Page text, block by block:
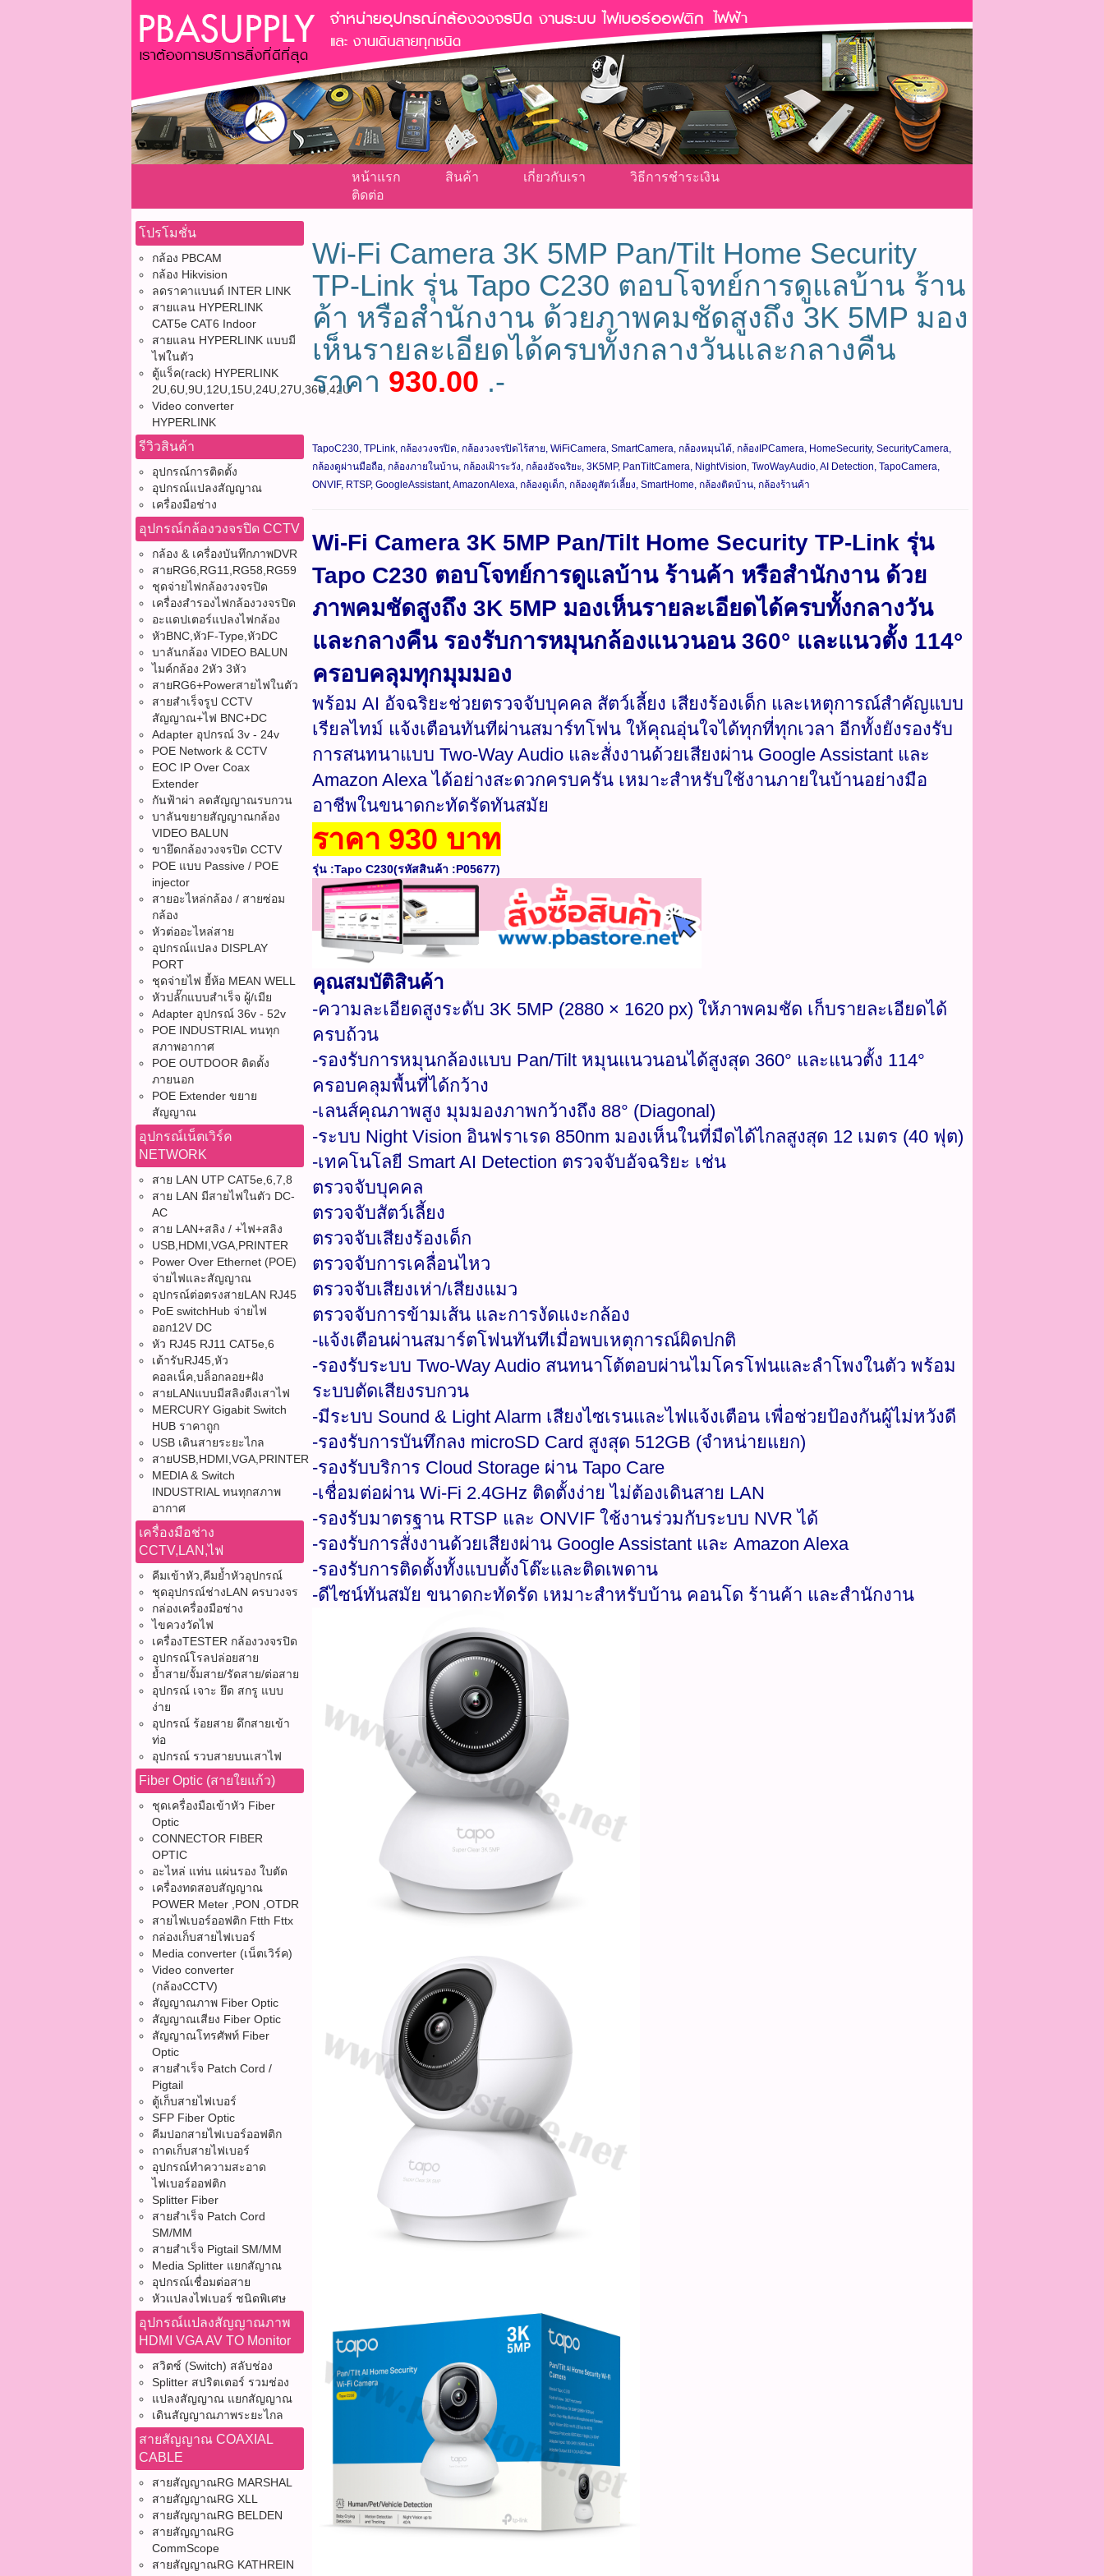
หน้าแรก สินค้า เกี่ยวกับเรา
วิธีการชำระเงิน
ติดต่อ
โปรโมชั่น
กล้อง PBCAM
กล้อง Hikvision
ลดราคาแบนด์ INTER LINK
สายแลน HYPERLINK
CAT5e CAT6 Indoor
สายแลน HYPERLINK แบบมี
ไฟในตัว
ตู้แร็ค(rack) HYPERLINK
2U,6U,9U,12U,15U,24U,27U,36U,42U
Video converter
HYPERLINK
รีวิวสินค้า
อุปกรณ์การติดตั้ง
อุปกรณ์แปลงสัญญาณ
เครื่องมือช่าง
อุปกรณ์กล้องวงจรปิด CCTV
กล้อง & เครื่องบันทึกภาพDVR
สายRG6,RG11,RG58,RG59
ชุดจ่ายไฟกล้องวงจรปิด
เครื่องสำรองไฟกล้องวงจรปิด
อะแดปเตอร์แปลงไฟกล้อง
หัวBNC,หัวF-Type,หัวDC
บาลันกล้อง VIDEO BALUN
ไมค์กล้อง 2หัว 3หัว
สายRG6+Powerสายไฟในตัว
สายสำเร็จรูป CCTV
สัญญาณ+ไฟ BNC+DC
Adapter อุปกรณ์ 3v - 24v
POE Network & CCTV
EOC IP Over Coax
Extender
กันฟ้าผ่า ลดสัญญาณรบกวน
บาลันขยายสัญญาณกล้อง
VIDEO BALUN
ขายึดกล้องวงจรปิด CCTV
POE แบบ Passive / POE
injector
สายอะไหล่กล้อง / สายซ่อม
กล้อง
หัวต่ออะไหล่สาย
อุปกรณ์แปลง DISPLAY
PORT
ชุดจ่ายไฟ ยี้ห้อ MEAN WELL
หัวปลั๊กแบบสำเร็จ ผู้/เมีย
Adapter อุปกรณ์ 36v - 52v
POE INDUSTRIAL ทนทุก
สภาพอากาศ
POE OUTDOOR ติดตั้ง
ภายนอก
POE Extender ขยาย
สัญญาณ
อุปกรณ์เน็ตเวิร์ค
NETWORK
สาย LAN UTP CAT5e,6,7,8
สาย LAN มีสายไฟในตัว DC-
AC
สาย LAN+สลิง / +ไฟ+สลิง
USB,HDMI,VGA,PRINTER
Power Over Ethernet (POE)
จ่ายไฟและสัญญาณ
อุปกรณ์ต่อตรงสายLAN RJ45
PoE switchHub จ่ายไฟ
ออก12V DC
หัว RJ45 RJ11 CAT5e,6
เต้ารับRJ45,หัว
คอลเน็ค,บล็อกลอย+ฝัง
สายLANแบบมีสลิงตีงเสาไฟ
MERCURY Gigabit Switch
HUB ราคาถูก
USB เดินสายระยะไกล
สายUSB,HDMI,VGA,PRINTER
MEDIA & Switch
INDUSTRIAL ทนทุกสภาพ
อากาศ
เครื่องมือช่าง
CCTV,LAN,ไฟ
คีมเข้าหัว,คีมย้ำหัวอุปกรณ์
ชุดอุปกรณ์ช่างLAN ครบวงจร
กล่องเครื่องมือช่าง
ไขควงวัดไฟ
เครื่องTESTER กล้องวงจรปิด
อุปกรณ์โรลปล่อยสาย
ย้ำสาย/จั้มสาย/รัดสาย/ต่อสาย
อุปกรณ์ เจาะ ยึด สกรู แบบ
ง่าย
อุปกรณ์ ร้อยสาย ดึกสายเข้า
ท่อ
อุปกรณ์ รวบสายบนเสาไฟ
Fiber Optic (สายใยแก้ว)
ชุดเครื่องมือเข้าหัว Fiber
Optic
CONNECTOR FIBER
OPTIC
อะไหล่ แท่น แผ่นรอง ใบตัด
เครื่องทดสอบสัญญาณ
POWER Meter ,PON ,OTDR
สายไฟเบอร์ออฟติก Ftth Fttx
กล่องเก็บสายไฟเบอร์
Media converter (เน็ตเวิร์ค)
Video converter
(กล้องCCTV)
สัญญาณภาพ Fiber Optic
สัญญาณเสียง Fiber Optic
สัญญาณโทรศัพท์ Fiber
Optic
สายสำเร็จ Patch Cord /
Pigtail
ตู้เก็บสายไฟเบอร์
SFP Fiber Optic
คีมปอกสายไฟเบอร์ออฟติก
ถาดเก็บสายไฟเบอร์
อุปกรณ์ทำความสะอาด
ไฟเบอร์ออฟติก
Splitter Fiber
สายสำเร็จ Patch Cord
SM/MM
สายสำเร็จ Pigtail SM/MM
Media Splitter แยกสัญาณ
อุปกรณ์เชื่อมต่อสาย
หัวแปลงไฟเบอร์ ชนิดพิเศษ
อุปกรณ์แปลงสัญญาณภาพ
HDMI VGA AV TO Monitor
สวิตซ์ (Switch) สลับช่อง
Splitter สปริตเตอร์ รวมช่อง
แปลงสัญญาณ แยกสัญญาณ
เดินสัญญาณภาพระยะไกล
สายสัญญาณ COAXIAL
CABLE
สายสัญญาณRG MARSHAL
สายสัญญาณRG XLL
สายสัญญาณRG BELDEN
สายสัญญาณRG
CommScope
สายสัญญาณRG KATHREIN
Wi-Fi Camera 3K 5MP Pan/Tilt Home Security
TP-Link รุ่น Tapo C230 ตอบโจทย์การดูแลบ้าน ร้าน
ค้า หรือสำนักงาน ด้วยภาพคมชัดสูงถึง 3K 5MP มอง
เห็นรายละเอียดได้ครบทั้งกลางวันและกลางคืน
ราคา 930.00 .-
TapoC230, TPLink, กล้องวงจรปิด, กล้องวงจรปิดไร้สาย, WiFiCamera, SmartCamera, กล้องหมุนได้, กล้องIPCamera, HomeSecurity, SecurityCamera,
กล้องดูผ่านมือถือ, กล้องภายในบ้าน, กล้องเฝ้าระวัง, กล้องอัจฉริยะ, 3K5MP, PanTiltCamera, NightVision, TwoWayAudio, AI Detection, TapoCamera,
ONVIF, RTSP, GoogleAssistant, AmazonAlexa, กล้องดูเด็ก, กล้องดูสัตว์เลี้ยง, SmartHome, กล้องติดบ้าน, กล้องร้านค้า
Wi-Fi Camera 3K 5MP Pan/Tilt Home Security TP-Link รุ่น
Tapo C230 ตอบโจทย์การดูแลบ้าน ร้านค้า หรือสำนักงาน ด้วย
ภาพคมชัดสูงถึง 3K 5MP มองเห็นรายละเอียดได้ครบทั้งกลางวัน
และกลางคืน รองรับการหมุนกล้องแนวนอน 360° และแนวตั้ง 114°
ครอบคลุมทุกมุมมอง
พร้อม AI อัจฉริยะช่วยตรวจจับบุคคล สัตว์เลี้ยง เสียงร้องเด็ก และเหตุการณ์สำคัญแบบ
เรียลไทม์ แจ้งเตือนทันทีผ่านสมาร์ทโฟน ให้คุณอุ่นใจได้ทุกที่ทุกเวลา อีกทั้งยังรองรับ
การสนทนาแบบ Two-Way Audio และสั่งงานด้วยเสียงผ่าน Google Assistant และ
Amazon Alexa ได้อย่างสะดวกครบครัน เหมาะสำหรับใช้งานภายในบ้านอย่างมือ
อาชีพในขนาดกะทัดรัดทันสมัย
ราคา 930 บาท
รุ่น :Tapo C230(รหัสสินค้า :P05677)​​
คุณสมบัติสินค้า
-ความละเอียดสูงระดับ 3K 5MP (2880 × 1620 px) ให้ภาพคมชัด เก็บรายละเอียดได้
ครบถ้วน
-รองรับการหมุนกล้องแบบ Pan/Tilt หมุนแนวนอนได้สูงสุด 360° และแนวตั้ง 114°
ครอบคลุมพื้นที่ได้กว้าง
-เลนส์คุณภาพสูง มุมมองภาพกว้างถึง 88° (Diagonal)
-ระบบ Night Vision อินฟราเรด 850nm มองเห็นในที่มืดได้ไกลสูงสุด 12 เมตร (40 ฟุต)
-เทคโนโลยี Smart AI Detection ตรวจจับอัจฉริยะ เช่น
ตรวจจับบุคคล
ตรวจจับสัตว์เลี้ยง
ตรวจจับเสียงร้องเด็ก
ตรวจจับการเคลื่อนไหว
ตรวจจับเสียงเห่า/เสียงแมว
ตรวจจับการข้ามเส้น และการงัดแงะกล้อง
-แจ้งเตือนผ่านสมาร์ตโฟนทันทีเมื่อพบเหตุการณ์ผิดปกติ
-รองรับระบบ Two-Way Audio สนทนาโต้ตอบผ่านไมโครโฟนและลำโพงในตัว พร้อม
ระบบตัดเสียงรบกวน
-มีระบบ Sound & Light Alarm เสียงไซเรนและไฟแจ้งเตือน เพื่อช่วยป้องกันผู้ไม่หวังดี
-รองรับการบันทึกลง microSD Card สูงสุด 512GB (จำหน่ายแยก)
-รองรับบริการ Cloud Storage ผ่าน Tapo Care
-เชื่อมต่อผ่าน Wi-Fi 2.4GHz ติดตั้งง่าย ไม่ต้องเดินสาย LAN
-รองรับมาตรฐาน RTSP และ ONVIF ใช้งานร่วมกับระบบ NVR ได้
-รองรับการสั่งงานด้วยเสียงผ่าน Google Assistant และ Amazon Alexa
-รองรับการติดตั้งทั้งแบบตั้งโต๊ะและติดเพดาน
-ดีไซน์ทันสมัย ขนาดกะทัดรัด เหมาะสำหรับบ้าน คอนโด ร้านค้า และสำนักงาน